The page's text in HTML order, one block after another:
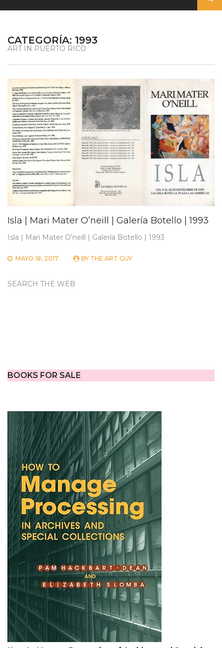
CATEGORÍA: 1993
ART IN PUERTO RICO
Isla | Mari Mater O’neill | Galería Botello | 1993
Isla | Mari Mater O’neill | Galería Botello | 1993
MAYO 18, 2017 BY THE ART GUY
SEARCH THE WEB
BOOKS FOR SALE